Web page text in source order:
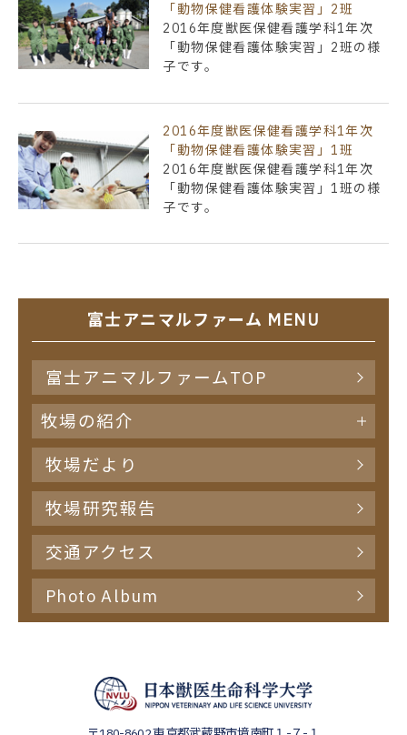
「動物保健看護体験実習」2班
2016年度獣医保健看護学科1年次
「動物保健看護体験実習」2班の様
子です。
2016年度獣医保健看護学科1年次
「動物保健看護体験実習」1班
2016年度獣医保健看護学科1年次
「動物保健看護体験実習」1班の様
子です。
富士アニマルファーム MENU
富士アニマルファームTOP
牧場の紹介
牧場だより
牧場研究報告
交通アクセス
Photo Album